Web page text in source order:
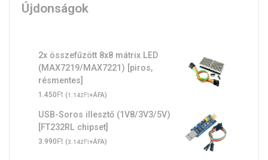
Újdonságok
2x összefűzött 8x8 mátrix LED
(MAX7219/MAX7221) [piros,
résmentes]
1.450Ft (1.142Ft+ÁFA)
USB-Soros illesztő (1V8/3V3/5V)
[FT232RL chipset]
3.990Ft (3.142Ft+ÁFA)